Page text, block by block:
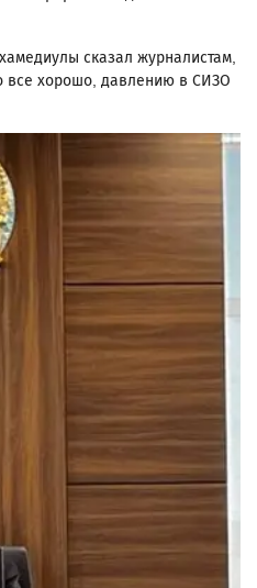
сказал журналистам,
все хорошо, давлению в СИЗО